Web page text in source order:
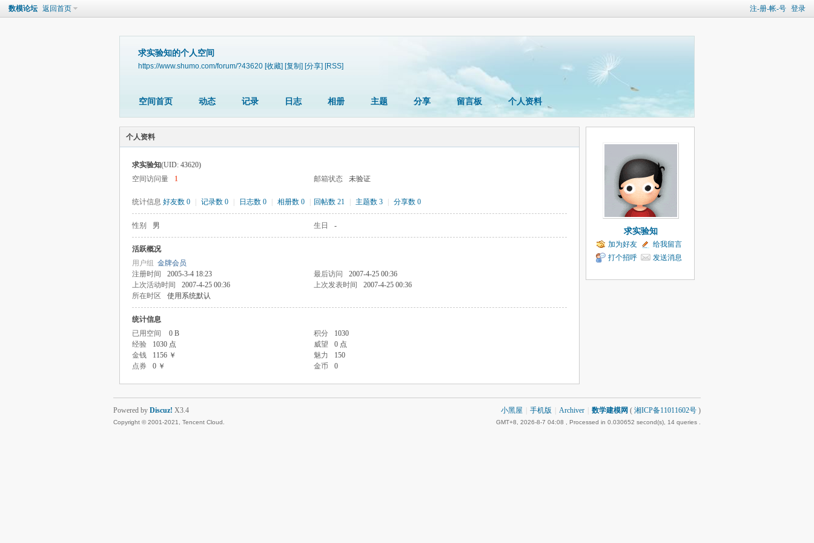
注-册-帐-号 登录
数模论坛 返回首页
求实验知的个人空间
https://www.shumo.com/forum/?43620 [收藏] [复制] [分享] [RSS]
空间首页 动态 记录 日志 相册 主题 分享 留言板 个人资料
个人资料
求实验知(UID: 43620)
空间访问量
1 邮箱状态 未验证
统计信息 好友数 0 记录数 0 日志数 0 相册数 0 回帖数 21 主题数 3 分享数 0
性别 男 生日 -
活跃概况
用户组 金牌会员
注册时间
2005-3-4 18:23 最后访问
2007-4-25 00:36
上次活动时间
2007-4-25 00:36 上次发表时间
2007-4-25 00:36
所在时区
使用系统默认
统计信息
已用空间
0 B 积分
1030
经验
1030 点 威望
0 点
金钱
1156 ￥ 魅力
150
点券
0 ￥ 金币 0
求实验知
加为好友
给我留言
打个招呼
发送消息
小黑屋 手机版 Archiver 数学建模网 ( 湘ICP备11011602号 )
GMT+8, 2026-8-7 04:08 , Processed in 0.030652 second(s), 14 queries .
Powered by Discuz! X3.4
Copyright © 2001-2021, Tencent Cloud.